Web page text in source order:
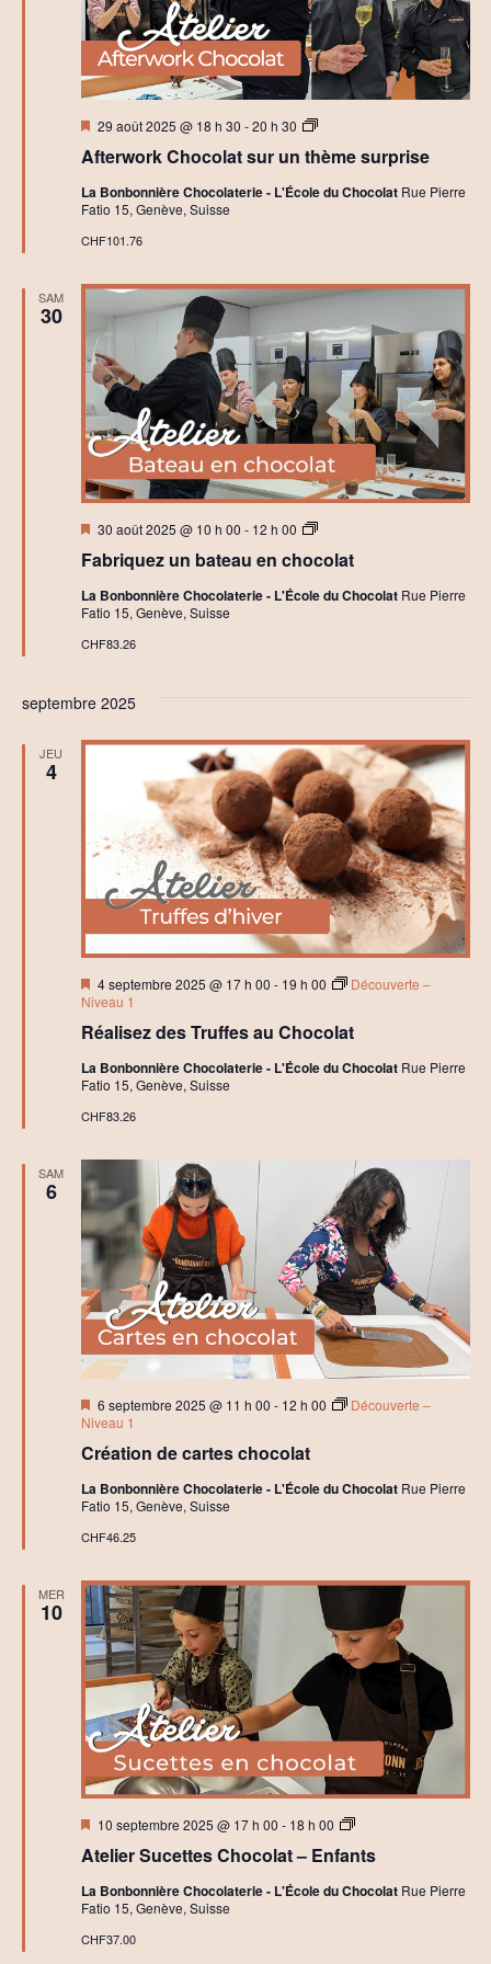
v
è
n
e
m
s
r
é
a
t
Afterwork Chocolat sur un thème surprise
Mis
avant
29 août 2025 @ 18 h 30 -20 h 30
A
t
r
A
t
l
e
C
h
o
c
o
l
t
La Bonbonnière Chocolaterie - L'École du Chocolat Rue Pierre
Fatio 15, Genève, Suisse
CHF101.76
SAM
30
Fabriquez un bateau en chocolat
Mis
avant
30 août 2025 @ 10 h 00 - 12 h 00
A
e
i
i
e
C
h
o
c
o
l
a
t
e
R
o
h
s
La Bonbonnière Chocolaterie - L'École du Chocolat Rue Pierre
Fatio 15, Genève, Suisse
CHF83.26
septembre 2025
JEU
4
Réalisez des Truffes au Chocolat
Mis
en
4 septembre 2025 @ 17 h 00 - 19 h 00
Découverte –
Niveau 1
La Bonbonnière Chocolaterie - L'École du Chocolat Rue Pierre
Fatio 15, Genève, Suisse
CHF83.26
SAM
6
Création de cartes chocolat
Mis
en
6 septembre 2025 @ 11 h 00 - 12 h 00
Découverte –
Niveau 1
La Bonbonnière Chocolaterie - L'École du Chocolat Rue Pierre
Fatio 15, Genève, Suisse
CHF46.25
MER
10
Atelier Sucettes Chocolat – Enfants
Mis
avant
10 septembre 2025 @ 17 h 00 - 18 h 00
A
e
i
La Bonbonnière Chocolaterie - L'École du Chocolat Rue Pierre
Fatio 15, Genève, Suisse
CHF37.00